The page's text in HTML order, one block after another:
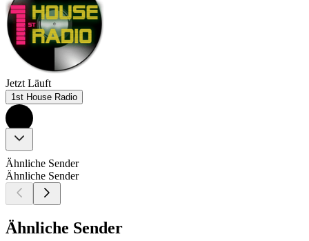
Jetzt Läuft
1st House Radio
Ähnliche Sender
Ähnliche Sender
Ähnliche Sender